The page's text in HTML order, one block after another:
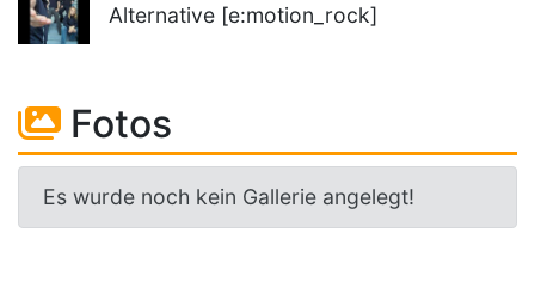
Alternative [e:motion_rock]
Fotos
Es wurde noch kein Gallerie angelegt!